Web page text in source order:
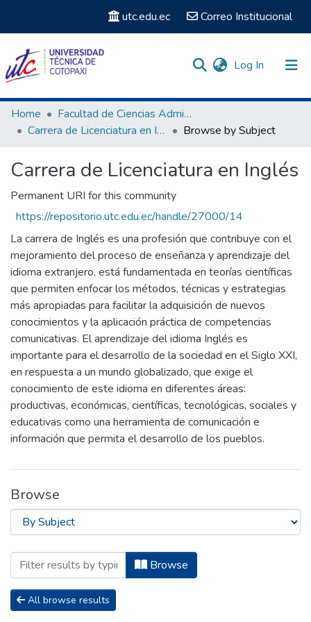
utc.edu.ec Correo Institucional
Log In (current)
Communities & Collections
Home
Facultad de Ciencias Administrativas y Humanísticas
Carrera de Licenciatura en Inglés
Browse by Subject
Carrera de Licenciatura en Inglés
Permanent URI for this community
https://repositorio.utc.edu.ec/handle/27000/14
La carrera de Inglés es una profesión que contribuye con el
mejoramiento del proceso de enseñanza y aprendizaje del
idioma extranjero, está fundamentada en teorías científicas
que permiten enfocar los métodos, técnicas y estrategias
más apropiadas para facilitar la adquisición de nuevos
conocimientos y la aplicación práctica de competencias
comunicativas. El aprendizaje del idioma Inglés es
importante para el desarrollo de la sociedad en el Siglo XXI,
en respuesta a un mundo globalizado, que exige el
conocimiento de este idioma en diferentes áreas:
productivas, económicas, científicas, tecnológicas, sociales y
educativas como una herramienta de comunicación e
información que permita el desarrollo de los pueblos.
Browse
Browsing Carrera de Licenciatura en
Browse
All browse results